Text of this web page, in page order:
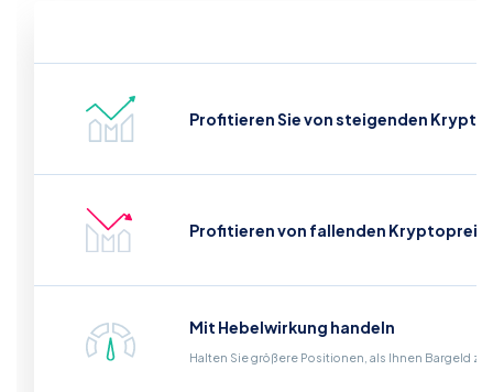
Profitieren Sie von steigenden
Profitieren von fallenden
Mit Hebelwirkung handeln
Halten Sie größere Positionen, als Ihnen Bargeld